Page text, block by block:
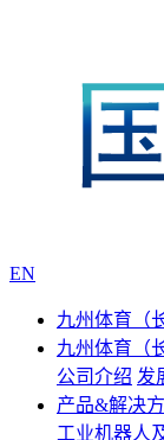
EN
九州体育（
九州体育（
公司介绍 发
产品&解决
工业机器人